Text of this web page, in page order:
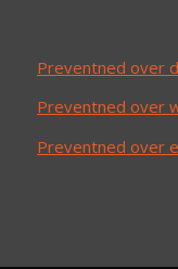
Preventned over
Preventned over
Preventned over